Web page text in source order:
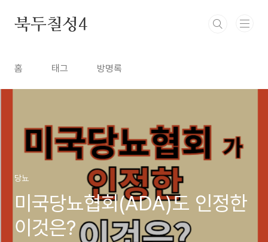
북두칠성4
홈 태그 방명록
당뇨
미국당뇨협회(ADA)도 인정한
이것은?